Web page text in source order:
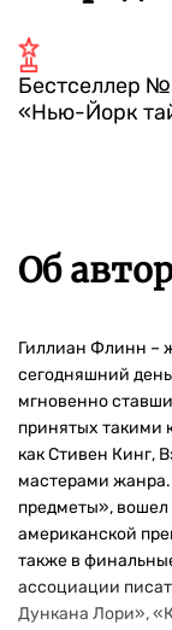
Бестселлер №
«Нью-Йорк
Об
Гиллиан Флинн –
сегодняшний
мгновенно
принятых такими
как Стивен Кинг,
мастерами
предметы»,
американской
также в
ассоциации
Дункана Лори»,